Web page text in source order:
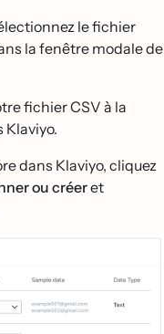
le fichier
la fenêtre modale de
fichier CSV à la
dans Klaviyo, cliquez
ou créeret